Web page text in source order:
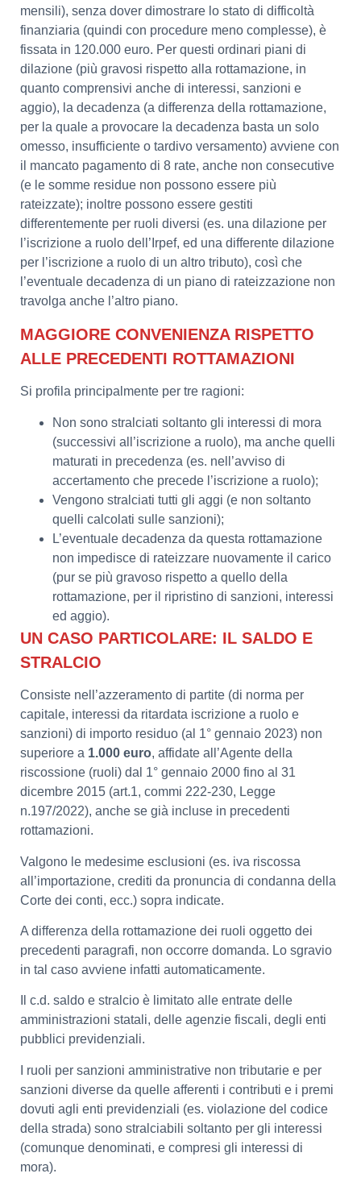
mensili), senza dover dimostrare lo stato di difficoltà
finanziaria (quindi con procedure meno complesse), è
fissata in 120.000 euro. Per questi ordinari piani di
dilazione (più gravosi rispetto alla rottamazione, in
quanto comprensivi anche di interessi, sanzioni e
aggio), la decadenza (a differenza della rottamazione,
per la quale a provocare la decadenza basta un solo
omesso, insufficiente o tardivo versamento) avviene con
il mancato pagamento di 8 rate, anche non consecutive
(e le somme residue non possono essere più
rateizzate); inoltre possono essere gestiti
differentemente per ruoli diversi (es. una dilazione per
l’iscrizione a ruolo dell’Irpef, ed una differente dilazione
per l’iscrizione a ruolo di un altro tributo), così che
l’eventuale decadenza di un piano di rateizzazione non
travolga anche l’altro piano.
MAGGIORE CONVENIENZA RISPETTO
ALLE PRECEDENTI ROTTAMAZIONI
Si profila principalmente per tre ragioni:
Non sono stralciati soltanto gli interessi di mora
(successivi all’iscrizione a ruolo), ma anche quelli
maturati in precedenza (es. nell’avviso di
accertamento che precede l’iscrizione a ruolo);
Vengono stralciati tutti gli aggi (e non soltanto
quelli calcolati sulle sanzioni);
L’eventuale decadenza da questa rottamazione
non impedisce di rateizzare nuovamente il carico
(pur se più gravoso rispetto a quello della
rottamazione, per il ripristino di sanzioni, interessi
ed aggio).
UN CASO PARTICOLARE: IL SALDO E
STRALCIO
Consiste nell’azzeramento di partite (di norma per
capitale, interessi da ritardata iscrizione a ruolo e
sanzioni) di importo residuo (al 1° gennaio 2023) non
superiore a 1.000 euro, affidate all’Agente della
riscossione (ruoli) dal 1° gennaio 2000 fino al 31
dicembre 2015 (art.1, commi 222-230, Legge
n.197/2022), anche se già incluse in precedenti
rottamazioni.
Valgono le medesime esclusioni (es. iva riscossa
all’importazione, crediti da pronuncia di condanna della
Corte dei conti, ecc.) sopra indicate.
A differenza della rottamazione dei ruoli oggetto dei
precedenti paragrafi, non occorre domanda. Lo sgravio
in tal caso avviene infatti automaticamente.
Il c.d. saldo e stralcio è limitato alle entrate delle
amministrazioni statali, delle agenzie fiscali, degli enti
pubblici previdenziali.
I ruoli per sanzioni amministrative non tributarie e per
sanzioni diverse da quelle afferenti i contributi e i premi
dovuti agli enti previdenziali (es. violazione del codice
della strada) sono stralciabili soltanto per gli interessi
(comunque denominati, e compresi gli interessi di
mora).